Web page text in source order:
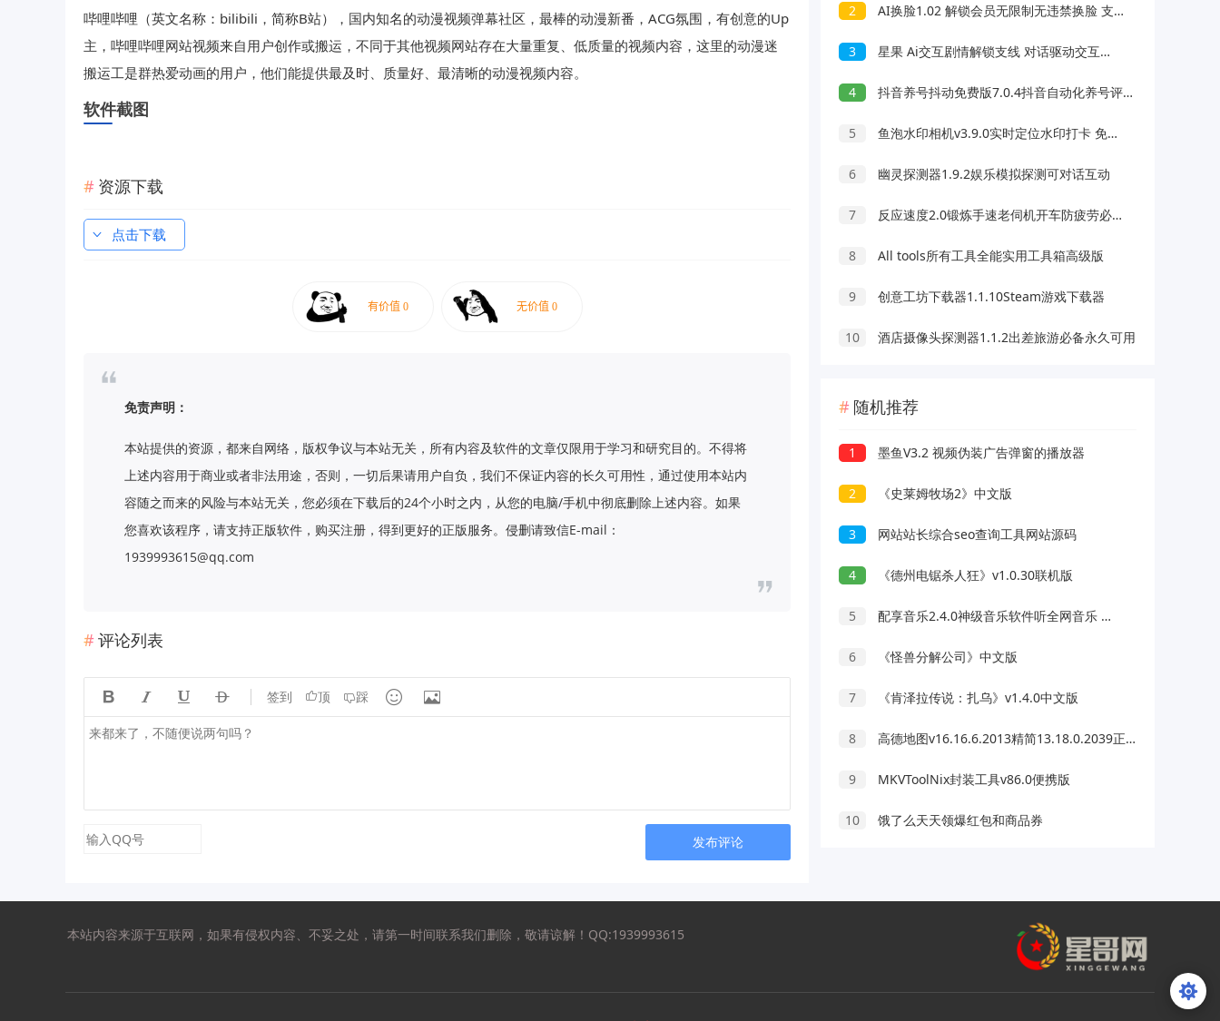
哔哩哔哩（英文名称：bilibili，简称B站），国内知名的动漫视频弹幕社区，最棒的动漫新番，ACG氛围，有创意的Up
主，哔哩哔哩网站视频来自用户创作或搬运，不同于其他视频网站存在大量重复、低质量的视频内容，这里的动漫迷
搬运工是群热爱动画的用户，他们能提供最及时、质量好、最清晰的动漫视频内容。
软件截图
资源下载
点击下载
免责声明：
本站提供的资源，都来自网络，版权争议与本站无关，所有内容及软件的文章仅限用于学习和研究目的。不得将
上述内容用于商业或者非法用途，否则，一切后果请用户自负，我们不保证内容的长久可用性，通过使用本站内
容随之而来的风险与本站无关，您必须在下载后的24个小时之内，从您的电脑/手机中彻底删除上述内容。如果
您喜欢该程序，请支持正版软件，购买注册，得到更好的正版服务。侵删请致信E-mail：
1939993615@qq.com
评论列表
    签到 顶 踩  
发布评论
2 AI换脸1.02 解锁会员无限制无违禁换脸 支持照片/视频
3 星果 Ai交互剧情解锁支线 对话驱动交互故事剧情
4 抖音养号抖动免费版7.0.4抖音自动化养号评论脚本
5 鱼泡水印相机v3.9.0实时定位水印打卡 免费无广告
6 幽灵探测器1.9.2娱乐模拟探测可对话互动
7 反应速度2.0锻炼手速老伺机开车防疲劳必备
8 All tools所有工具全能实用工具箱高级版
9 创意工坊下载器1.1.10Steam游戏下载器
10 酒店摄像头探测器1.1.2出差旅游必备永久可用
随机推荐
1 墨鱼V3.2 视频伪装广告弹窗的播放器
2 《史莱姆牧场2》中文版
3 网站站长综合seo查询工具网站源码
4 《德州电锯杀人狂》v1.0.30联机版
5 配享音乐2.4.0神级音乐软件听全网音乐 可无损音乐下载
6 《怪兽分解公司》中文版
7 《肯泽拉传说：扎乌》v1.4.0中文版
8 高德地图v16.16.6.2013精简13.18.0.2039正式版
9 MKVToolNix封装工具v86.0便携版
10 饿了么天天领爆红包和商品券
本站内容来源于互联网，如果有侵权内容、不妥之处，请第一时间联系我们删除，敬请谅解！QQ:1939993615